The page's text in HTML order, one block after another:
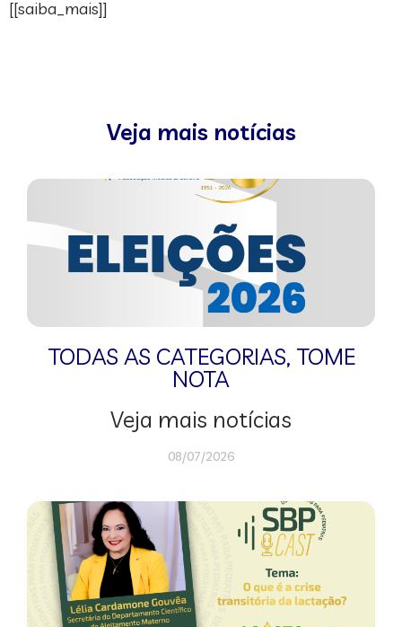
[[saiba_mais]]
Veja mais notícias
TODAS AS CATEGORIAS, TOME
NOTA
Veja mais notícias
08/07/2026